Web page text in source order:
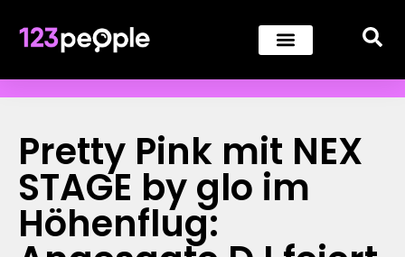
Pretty Pink mit NEX
STAGE by glo im
Höhenflug: